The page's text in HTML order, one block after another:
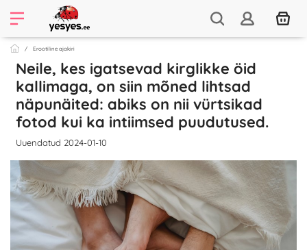
Erootiline ajakiri
Neile, kes igatsevad kirglikke öid
kallimaga, on siin mõned lihtsad
näpunäited: abiks on nii vürtsikad
fotod kui ka intiimsed puudutused.
Uuendatud 2024-01-10